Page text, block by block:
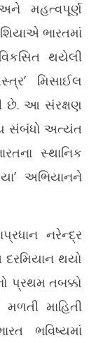
બ્રહ્મોસ અને
મહત્વપૂર્ણ
ભારતમાં
થયેલી
મિસાઈલ
છે. આ સંરક્ષણ
સંબંધો અત્યંત
સ્થાનિક
અભિયાનને
નરેન્દ્ર
દરમિયાન થયો
પ્રથમ તબક્કો
માહિતી
ભવિષ્યમાં